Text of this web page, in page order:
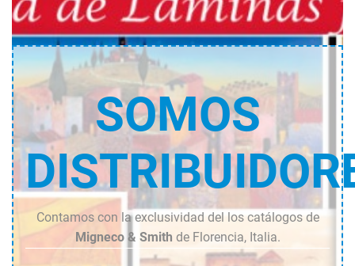
máquina
F500
cantidad
SOMOS
Contamos con la exclusividad del los catálogos de
Migneco & Smith de Florencia, Italia.